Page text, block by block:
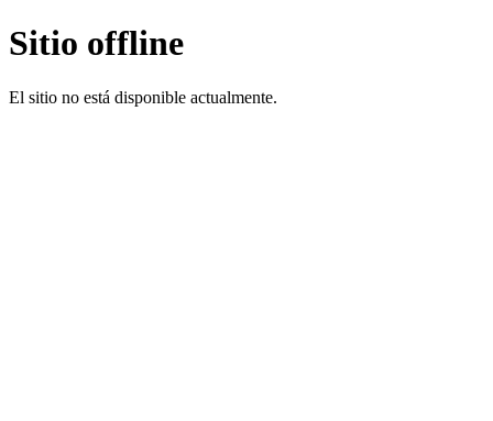
Sitio offline
El sitio no está disponible actualmente.